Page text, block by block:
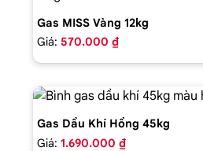
Gas MISS Vàng 12kg
Giá: 570.000 ₫
Gas Dầu Khí Hồng 45kg
Giá: 1.690.000 ₫